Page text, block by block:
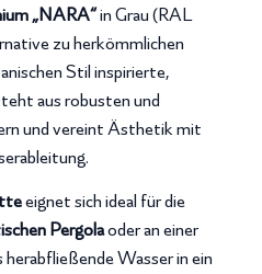
„NARA“in Grau (RAL
zu herkömmlichen
Stil inspirierte,
aus robusten und
und vereint Ästhetik mit
eignet sich ideal für die
Pergolaoder an einer
herabfließende Wasser in ein